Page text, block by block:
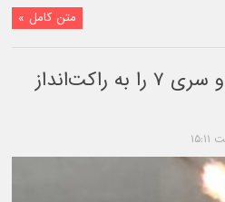
متن کامل »
اوکراینی‌ها یک بی ام و سری ۷ را به راکت‌انداز